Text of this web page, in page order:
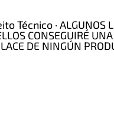
· ALGUNOS
CONSEGUIRÉ
DE NINGÚN